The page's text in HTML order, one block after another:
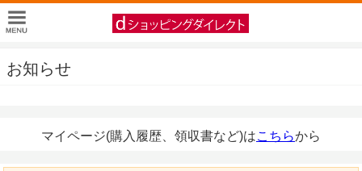
お知らせ
マイページ(購入履歴、領収書など)はこちらから